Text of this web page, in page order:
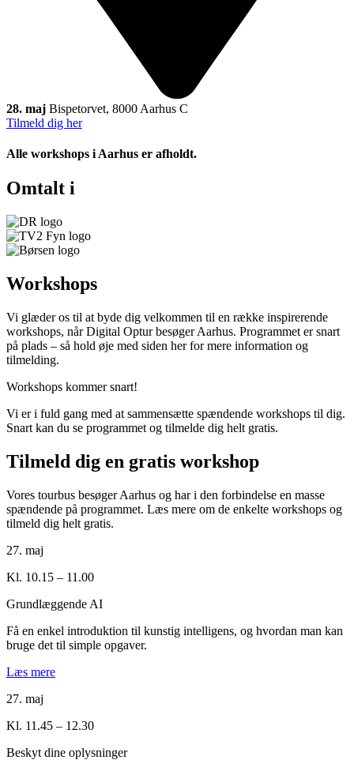
28. maj Bispetorvet, 8000 Aarhus C
Tilmeld dig her
Alle workshops i Aarhus er afholdt.
Omtalt i
Workshops
Vi glæder os til at byde dig velkommen til en række inspirerende
workshops, når Digital Optur besøger Aarhus. Programmet er snart
på plads – så hold øje med siden her for mere information og
tilmelding.
Workshops kommer snart!
Vi er i fuld gang med at sammensætte spændende workshops til dig.
Snart kan du se programmet og tilmelde dig helt gratis.
Tilmeld dig en gratis workshop
Vores tourbus besøger Aarhus og har i den forbindelse en masse
spændende på programmet. Læs mere om de enkelte workshops og
tilmeld dig helt gratis.
27. maj
Kl. 10.15 – 11.00
Grundlæggende AI
Få en enkel introduktion til kunstig intelligens, og hvordan man kan
bruge det til simple opgaver.
Læs mere
27. maj
Kl. 11.45 – 12.30
Beskyt dine oplysninger